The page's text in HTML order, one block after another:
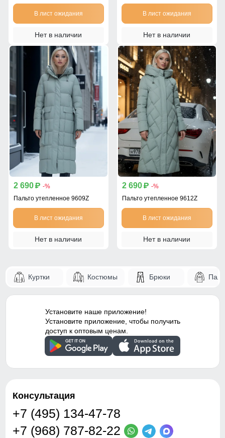
В лист ожидания
Нет в наличии
В лист ожидания
Нет в наличии
2 690 p -%
Пальто утепленное 9609Z
В лист ожидания
Нет в наличии
2 690 p -%
Пальто утепленное 9612Z
В лист ожидания
Нет в наличии
Куртки Костюмы Брюки
Установите наше приложение!
Установите приложение, чтобы получить
доступ к оптовым ценам.
Консультация
+7 (495) 134-47-78
+7 (968) 787-82-22